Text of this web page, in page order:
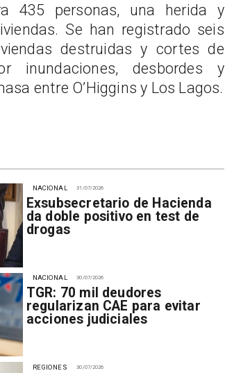
31/07/2026
Exsubsecretario de Hacienda
da doble positivo en test de
drogas
NACIONAL
30/07/2026
TGR: 70 mil deudores
regularizan CAE para evitar
acciones judiciales
NACIONAL
30/07/2026
REGIONES
435 personas, una herida y
Se han registrado seis
destruidas y cortes de
inundaciones, desbordes y
entre O’Higgins y Los Lagos.